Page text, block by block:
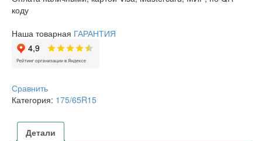
коду
Наша товарная ГАРАНТИЯ
Сравнить
Категория: 175/65R15
Детали